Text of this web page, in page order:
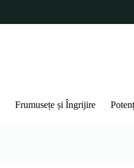
Frumusețe și Îngrijire